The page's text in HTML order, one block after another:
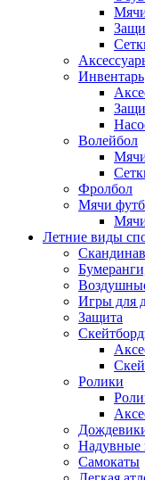
Инвентарь
Волейбол
Фролбол
Мячи
Летние виды
Игры для
Защита
Ролики
Надувные
Самокаты